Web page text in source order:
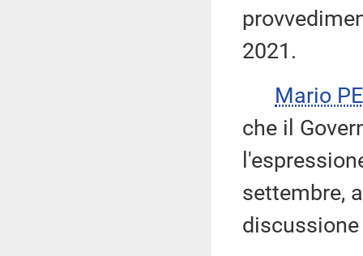
2021.
Mario
che il
settembre,